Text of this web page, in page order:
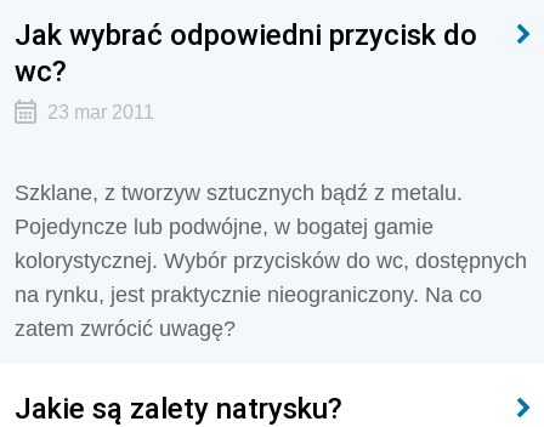
Jak wybrać odpowiedni przycisk do
wc?
23 mar 2011
Szklane, z tworzyw sztucznych bądź z metalu.
Pojedyncze lub podwójne, w bogatej gamie
kolorystycznej. Wybór przycisków do wc, dostępnych
na rynku, jest praktycznie nieograniczony. Na co
zatem zwrócić uwagę?
Jakie są zalety natrysku?